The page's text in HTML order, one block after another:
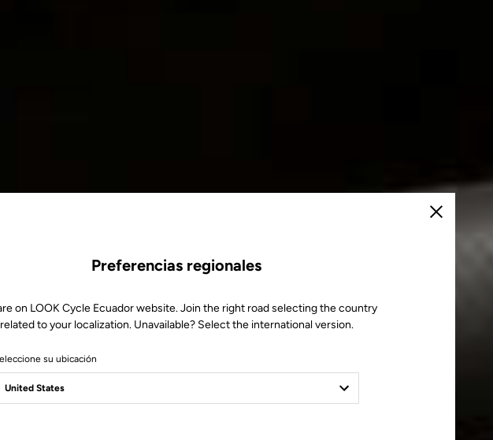
Cerrar
Preferencias regionales
on LOOK Cycle Ecuador website. Join the right road selecting the country
related to your localization. Unavailable? Select the international version.
su ubicación